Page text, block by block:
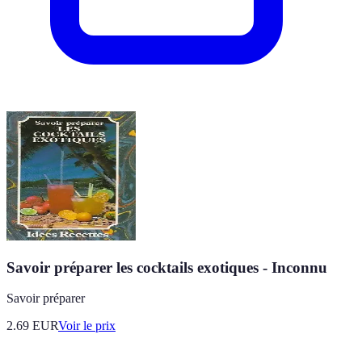
Savoir préparer les cocktails exotiques - Inconnu
Savoir préparer
2.69 EURVoir le prix